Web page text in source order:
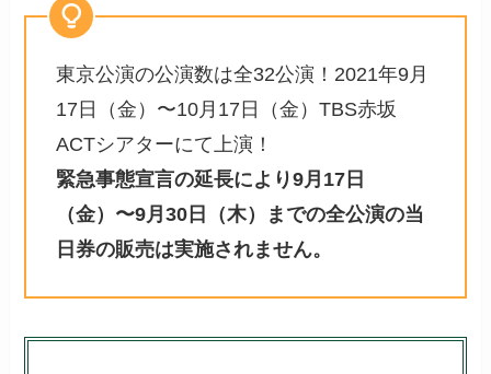
東京公演の公演数は全32公演！2021年9月
17日（金）〜10月17日（金）TBS赤坂
ACTシアターにて上演！
緊急事態宣言の延長により9月17日
（金）〜9月30日（木）までの全公演の当
日券の販売は実施されません。